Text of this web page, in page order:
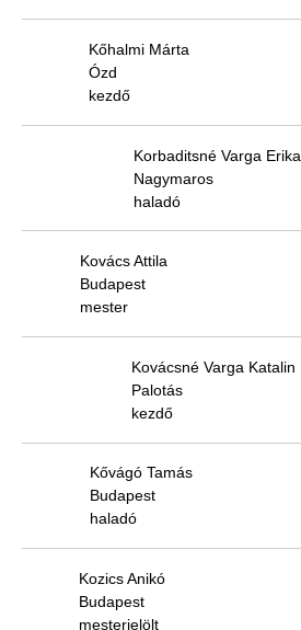
Kőhalmi Márta
Ózd
kezdő
Korbaditsné Varga Erika
Nagymaros
haladó
Kovács Attila
Budapest
mester
Kovácsné Varga Katalin
Palotás
kezdő
Kővágó Tamás
Budapest
haladó
Kozics Anikó
Budapest
mesterjelölt